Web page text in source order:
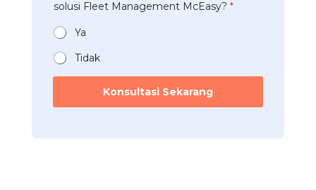
*
it
n
e
r
u
s
a
h
a
solusi Fleet Management McEasy? *
Ya
Tidak
Konsultasi Sekarang